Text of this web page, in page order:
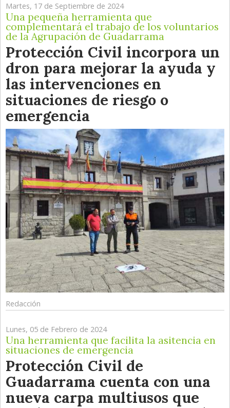
Martes, 17 de Septiembre de 2024
Una pequeña herramienta que
complementará el trabajo de los voluntarios
de la Agrupación de Guadarrama
Protección Civil incorpora un
dron para mejorar la ayuda y
las intervenciones en
situaciones de riesgo o
emergencia
Redacción
Lunes, 05 de Febrero de 2024
Una herramienta que facilita la asitencia en
situaciones de emergencia
Protección Civil de
Guadarrama cuenta con una
nueva carpa multiusos que